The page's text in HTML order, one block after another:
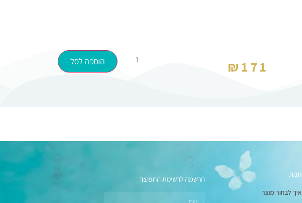
₪171 הוספה לסל
חנות
איך לבחור מוצר
הרשמה לרשימת התפוצה